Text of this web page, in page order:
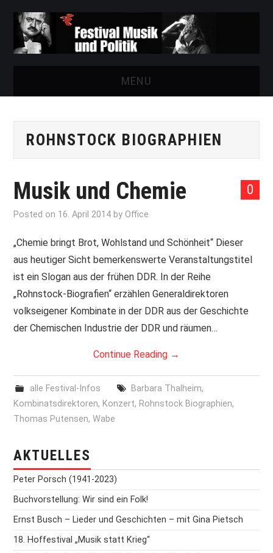
MENU
FESTIVAL
AUSSTELLUNGEN
ARCHIV
PRINT & CDS
IMPRESSUM
ROHNSTOCK BIOGRAPHIEN
0
Musik und Chemie
Posted on 16. April 2014 byOffice
„Chemie bringt Brot, Wohlstand und Schönheit“ Dieser
aus heutiger Sicht bemerkenswerte Veranstaltungstitel
ist ein Slogan aus der frühen DDR. In der Reihe
„Rohnstock-Biografien“ erzählen Generaldirektoren
volkseigener Kombinate in der DDR aus der Geschichte
der Chemischen Industrie der DDR und räumen…
Continue Reading →
alle Festival-Infos Barbara Thalheim,
Kombinatsdirektoren, Konzert, Rohnstock Biographien,
Thomas Putensen,Wabe
AKTUELLES
Peter Porsch (1941-2023)
Buchvorstellung: Wir sind ein Folk!
Ernst Busch – Lieder und Geschichten – mit Gina Pietsch
18. Hoffestival „Musik statt Krieg“